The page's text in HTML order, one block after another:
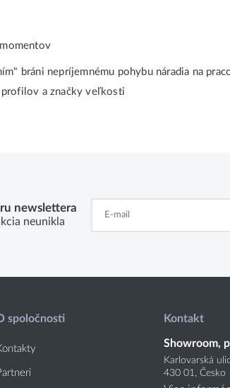
bráni nepríjemnému pohybu náradia na
profilov a značky veľkosti
newslettera
neunikla
spoločnosti Kontakt
Showroom,
Karlovarská
430 01, Česko